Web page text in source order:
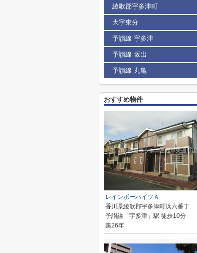
綾歌郡宇多津町
大字東分
予讃線 宇多津
予讃線 坂出
予讃線 丸亀
おすすめ物件
レインボーハイツＡ
香川県綾歌郡宇多津町浜六番丁
予讃線「宇多津」駅 徒歩10分
築26年